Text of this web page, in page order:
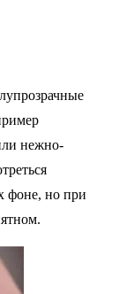
нежно-
фоне, но при